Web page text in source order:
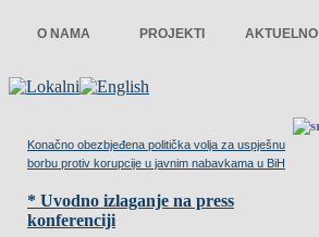
O NAMA PROJEKTI AKTUELNO
Konačno obezbjeđena politička volja za uspješnu
borbu protiv korupcije u javnim nabavkama u BiH
* Uvodno izlaganje na press
konferenciji